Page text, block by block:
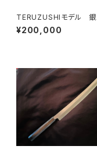
TERUZUSHIモデル
檀柄 先丸330
¥200,000